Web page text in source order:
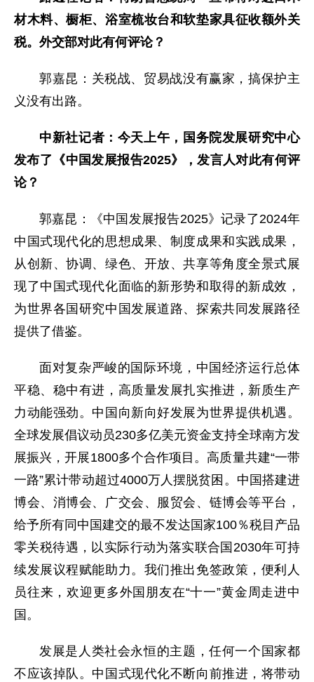
材木料、橱柜、浴室梳妆台和软垫家具征收额外关
税。外交部对此有何评论？
郭嘉昆：关税战、贸易战没有赢家，搞保护主
义没有出路。
中新社记者：今天上午，国务院发展研究中心
发布了《中国发展报告2025》，发言人对此有何评
论？
郭嘉昆：《中国发展报告2025》记录了2024年
中国式现代化的思想成果、制度成果和实践成果，
从创新、协调、绿色、开放、共享等角度全景式展
现了中国式现代化面临的新形势和取得的新成效，
为世界各国研究中国发展道路、探索共同发展路径
提供了借鉴。
面对复杂严峻的国际环境，中国经济运行总体
平稳、稳中有进，高质量发展扎实推进，新质生产
力动能强劲。中国向新向好发展为世界提供机遇。
全球发展倡议动员230多亿美元资金支持全球南方发
展振兴，开展1800多个合作项目。高质量共建“一带
一路”累计带动超过4000万人摆脱贫困。中国搭建进
博会、消博会、广交会、服贸会、链博会等平台，
给予所有同中国建交的最不发达国家100％税目产品
零关税待遇，以实际行动为落实联合国2030年可持
续发展议程赋能助力。我们推出免签政策，便利人
员往来，欢迎更多外国朋友在“十一”黄金周走进中
国。
发展是人类社会永恒的主题，任何一个国家都
不应该掉队。中国式现代化不断向前推进，将带动